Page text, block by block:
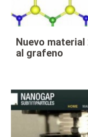
Nuevo material
al grafeno